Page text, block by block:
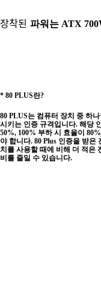
장착된 파워는 ATX
* 80 PLUS란?
80 PLUS는 컴퓨터 장치 중 하
시키는 인증 규격입니다. 해당
50%, 100% 부하 시 효율이
야 합니다. 80 Plus 인증을 받
치를 사용할 때에 비해 더 적은
비를 줄일 수 있습니다.